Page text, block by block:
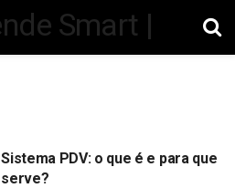
Sistema PDV: o que é e para que
serve?